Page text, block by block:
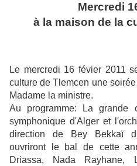
Mercredi
à la maison de la
Le mercredi 16 févier 2011
culture de Tlemcen une
Madame la ministre.
Au programme: La grande
symphonique d'Alger et
direction de Bey Bekkaï
ouvriront le bal de cette
Driassa, Nada Rayhane,